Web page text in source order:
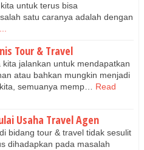
untuk terus bisa
satu caranya adalah dengan
Tour & Travel
kita jalankan untuk mendapatkan
atau bahkan mungkin menjadi
semuanya memp…
Read
Usaha Travel Agen
bidang tour & travel tidak sesulit
dihadapkan pada masalah